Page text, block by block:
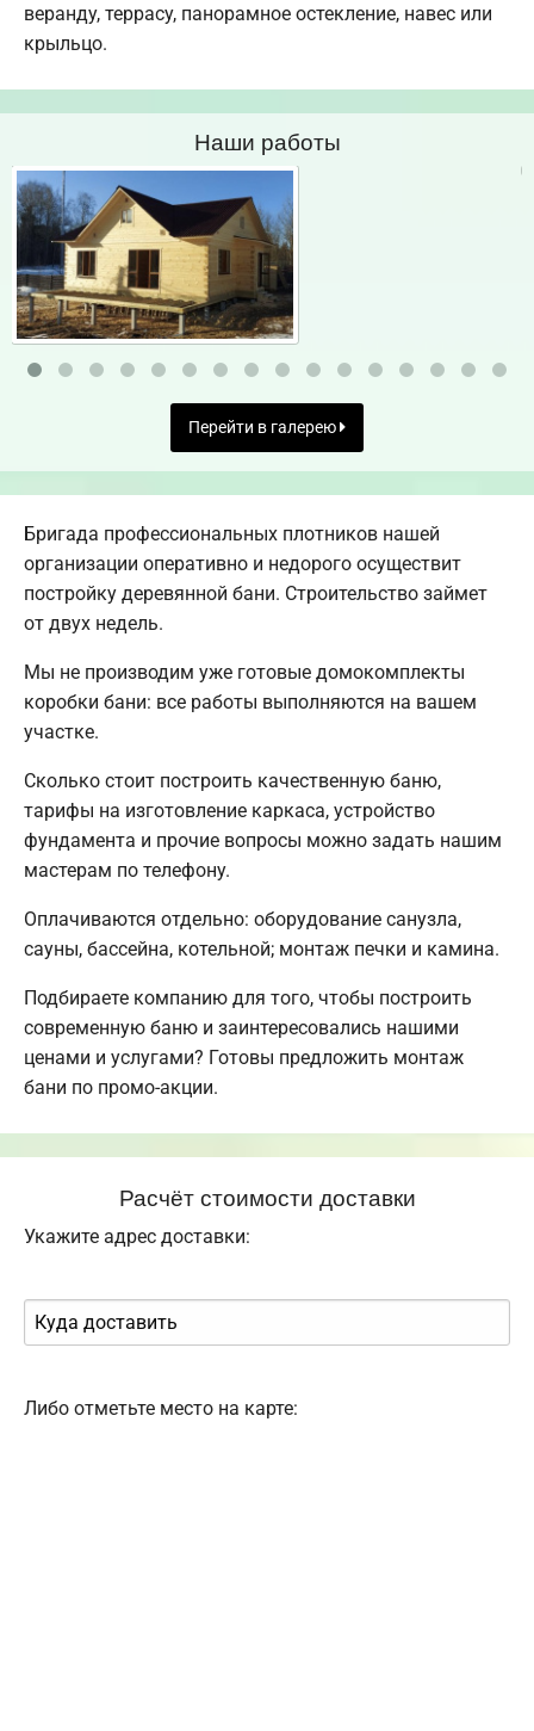
веранду, террасу, панорамное остекление, навес или
крыльцо.
Наши работы
Перейти в галерею
Бригада профессиональных плотников нашей
организации оперативно и недорого осуществит
постройку деревянной бани. Строительство займет
от двух недель.
Мы не производим уже готовые домокомплекты
коробки бани: все работы выполняются на вашем
участке.
Сколько стоит построить качественную баню,
тарифы на изготовление каркаса, устройство
фундамента и прочие вопросы можно задать нашим
мастерам по телефону.
Оплачиваются отдельно: оборудование санузла,
сауны, бассейна, котельной; монтаж печки и камина.
Подбираете компанию для того, чтобы построить
современную баню и заинтересовались нашими
ценами и услугами? Готовы предложить монтаж
бани по промо-акции.
Расчёт стоимости доставки
Укажите адрес доставки:
Либо отметьте место на карте: